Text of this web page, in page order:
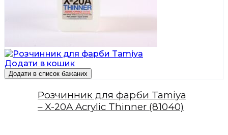
Додати в кошик
Додати в список бажаних
Розчинник для фарби Tamiya
– X-20A Acrylic Thinner (81040)